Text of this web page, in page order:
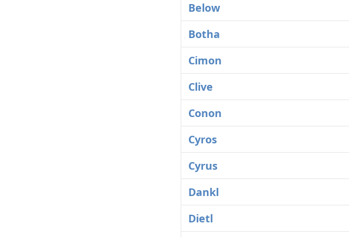
Below
Botha
Cimon
Clive
Conon
Cyros
Cyrus
Dankl
Dietl